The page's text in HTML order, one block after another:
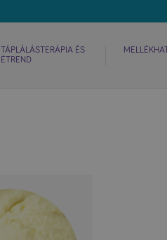
TÁPLÁLÁSTERÁPIA ÉS
ÉTREND